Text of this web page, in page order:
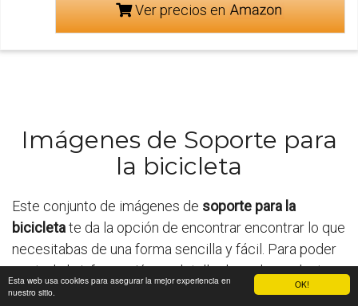
OK!
Esta web usa cookies para asegurar la mejor experiencia en
nuestro sitio.
Ver precios en
Imágenes de Soporte para
la bicicleta
Este conjunto de imágenes de soporte para la
bicicletate da la opción de encontrar encontrar lo que
necesitabas de una forma sencilla y fácil. Para poder
ver toda la información en detalle de cada producto,
solo tendrás que pulsar en la imagen.